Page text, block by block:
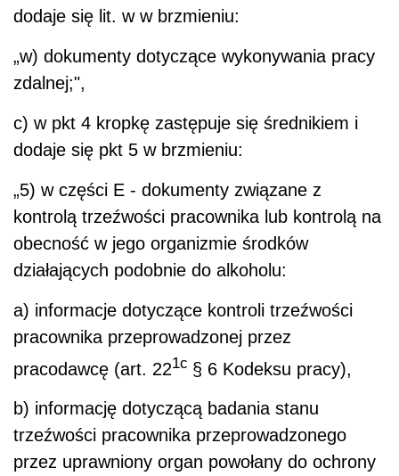
dodaje się lit. w w brzmieniu:
„w) dokumenty dotyczące wykonywania pracy
zdalnej;",
c) w pkt 4 kropkę zastępuje się średnikiem i
dodaje się pkt 5 w brzmieniu:
„5) w części E - dokumenty związane z
kontrolą trzeźwości pracownika lub kontrolą na
obecność w jego organizmie środków
działających podobnie do alkoholu:
a) informacje dotyczące kontroli trzeźwości
pracownika przeprowadzonej przez
pracodawcę (art. 221c § 6 Kodeksu pracy),
b) informację dotyczącą badania stanu
trzeźwości pracownika przeprowadzonego
przez uprawniony organ powołany do ochrony